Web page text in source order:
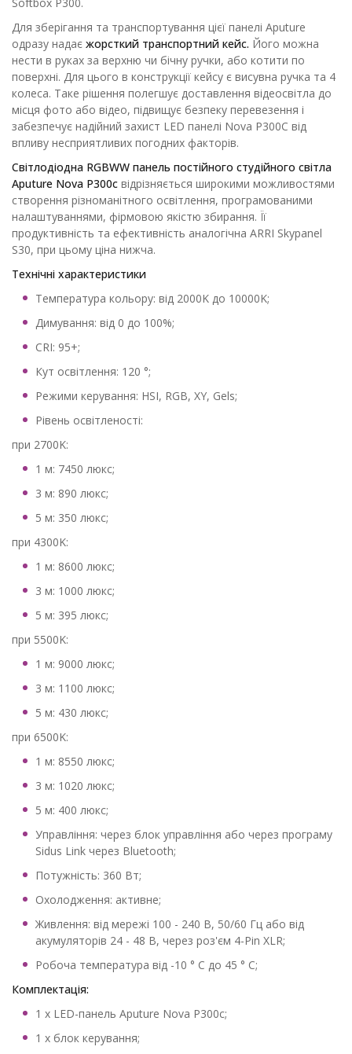
Для зберігання та транспортування цієї панелі Aputure
одразу надає жорсткий транспортний кейс. Його можна
нести в руках за верхню чи бічну ручки, або котити по
поверхні. Для цього в конструкції кейсу є висувна ручка та 4
колеса. Таке рішення полегшує доставлення відеосвітла до
місця фото або відео, підвищує безпеку перевезення і
забезпечує надійний захист LED панелі Nova P300С від
впливу несприятливих погодних факторів.
Світлодіодна RGBWW панель постійного студійного світла
Aputure Nova P300c відрізняється широкими можливостями
створення різноманітного освітлення, програмованими
налаштуваннями, фірмовою якістю збирання. Її
продуктивність та ефективність аналогічна ARRI Skypanel
S30, при цьому ціна нижча.
Технічні характеристики
Температура кольору: від 2000K до 10000K;
Димування: від 0 до 100%;
CRI: 95+;
Кут освітлення: 120 °;
Режими керування: HSI, RGB, XY, Gels;
Рівень освітленості:
при 2700K:
1 м: 7450 люкс;
3 м: 890 люкс;
5 м: 350 люкс;
при 4300K:
1 м: 8600 люкс;
3 м: 1000 люкс;
5 м: 395 люкс;
при 5500K:
1 м: 9000 люкс;
3 м: 1100 люкс;
5 м: 430 люкс;
при 6500K:
1 м: 8550 люкс;
3 м: 1020 люкс;
5 м: 400 люкс;
Управління: через блок управління або через програму
Sidus Link через Bluetooth;
Потужність: 360 Вт;
Охолодження: активне;
Живлення: від мережі 100 - 240 В, 50/60 Гц або від
акумуляторів 24 - 48 В, через роз'єм 4-Pin XLR;
Робоча температура від -10 ° C до 45 ° C;
Комплектація:
1 x LED-панель Aputure Nova P300c;
1 x блок керування;